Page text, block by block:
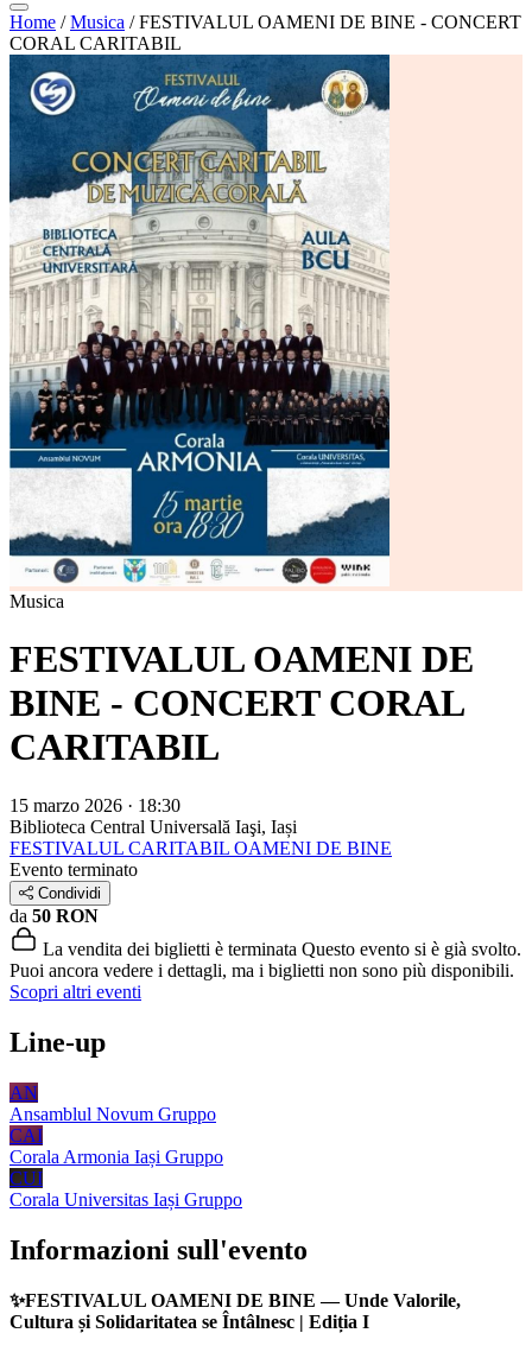
Home / Musica / FESTIVALUL OAMENI DE BINE - CONCERT
CORAL CARITABIL
Musica
FESTIVALUL OAMENI DE
BINE - CONCERT CORAL
CARITABIL
15 marzo 2026 · 18:30
Biblioteca Central Universală Iaşi, Iași
FESTIVALUL CARITABIL OAMENI DE BINE
Evento terminato
Condividi
da 50 RON
La vendita dei biglietti è terminata Questo evento si è già svolto.
Puoi ancora vedere i dettagli, ma i biglietti non sono più disponibili.
Scopri altri eventi
Line-up
AN
Ansamblul Novum Gruppo
CAI
Corala Armonia Iași Gruppo
CUI
Corala Universitas Iași Gruppo
Informazioni sull'evento
✨FESTIVALUL OAMENI DE BINE — Unde Valorile,
Cultura și Solidaritatea se Întâlnesc | Ediția I